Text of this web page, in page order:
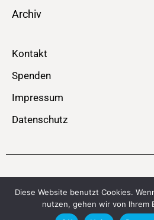
Archiv
Kontakt
Spenden
Impressum
Datenschutz
Diese Website benutzt Cookies.
nutzen, gehen wir von Ihrem